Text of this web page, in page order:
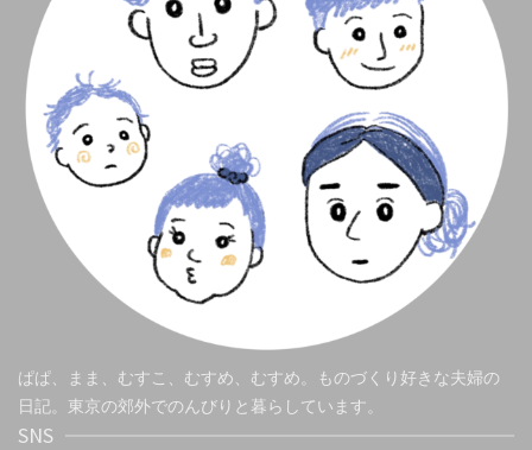
ぱぱ、まま、むすこ、むすめ、むすめ。ものづくり好きな夫婦の
日記。東京の郊外でのんびりと暮らしています。
SNS